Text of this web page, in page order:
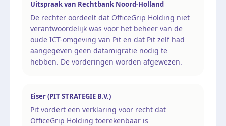
Uitspraak van Rechtbank Noord-Holland
De rechter oordeelt dat OfficeGrip Holding niet
verantwoordelijk was voor het beheer van de
oude ICT-omgeving van Pit en dat Pit zelf had
aangegeven geen datamigratie nodig te
hebben. De vorderingen worden afgewezen.
Eiser (PIT STRATEGIE B.V.)
Pit vordert een verklaring voor recht dat
OfficeGrip Holding toerekenbaar is